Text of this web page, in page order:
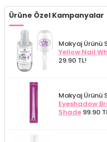
Ürüne Özel Kampanyalar
Makyaj Ürünü
Yellow Nail
29.90 TL!
Makyaj Ürünü
Eyeshadow
Shade 99.90